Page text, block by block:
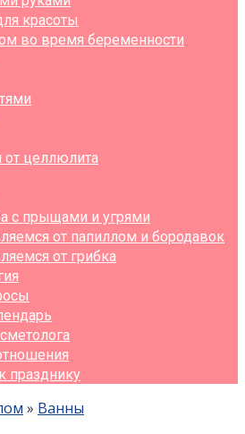
красоты
во время беременности
от целлюлита
с прыщами и угрями
от папиллом и бородавок
от грибка
празднику
» Ванны